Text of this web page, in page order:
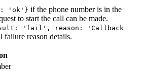
'ok'} if the phone number is in the
to start the call can be made.
'fail', reason: 'Callback
failure reason details.